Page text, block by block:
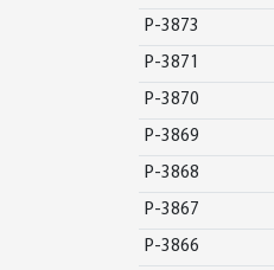
Р-3873
Р-3871
Р-3870
Р-3869
Р-3868
Р-3867
Р-3866